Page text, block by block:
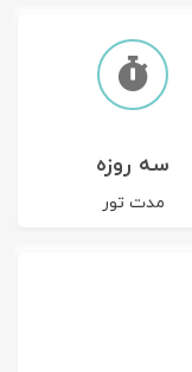
سه روزه
مدت تور